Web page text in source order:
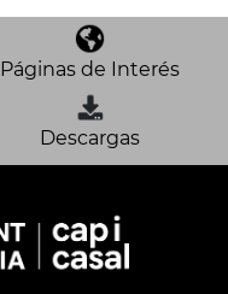
Páginas de Interés
Descargas